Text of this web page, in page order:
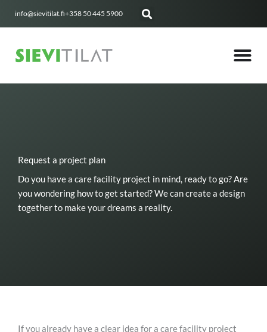
info@sievitilat.fi+358 50 445 5900
Request a project plan
Do you have a care facility project in mind, ready to go? Are
you wondering how to get started? We can create a design
together to make your dreams a reality.
If you already have a clear idea for a care facility project